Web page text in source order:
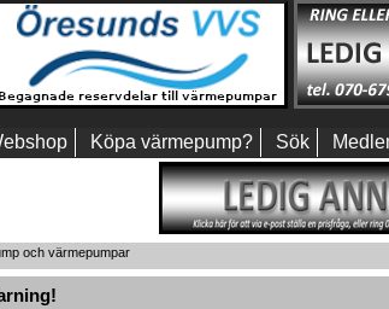
Köpa värmepump? Sök
och värmepumpar